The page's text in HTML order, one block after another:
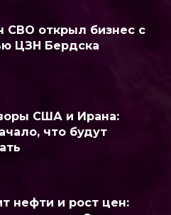
СВО открыл бизнес с
ЦЗН Бердска
США и Ирана:
что будут
нефти и рост цен: